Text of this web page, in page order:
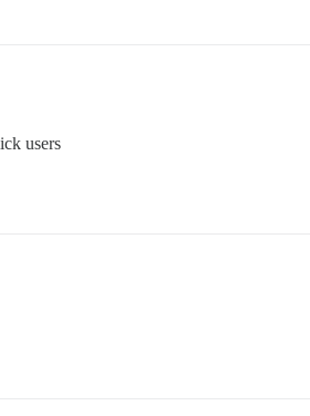
users